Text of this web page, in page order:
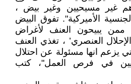
غير مسيحيين وغير بيض ،
الأميركية". تفوق البيض
ممن يبيحون العنف لأغراض
العنصري’ ، تغذي العنف
يزعم انها مسئولة عن احتلال
في فرص العمل"، كتب